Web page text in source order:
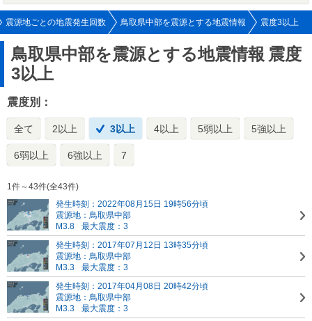
震源地ごとの地震発生回数 鳥取県中部を震源とする地震情報 震度3以上
鳥取県中部を震源とする地震情報 震度
3以上
震度別：
全て 2以上 3以上 4以上 5弱以上 5強以上
6弱以上 6強以上 7
1件～43件(全43件)
発生時刻：2022年08月15日 19時56分頃
震源地：鳥取県中部
M3.8
最大震度：3
発生時刻：2017年07月12日 13時35分頃
震源地：鳥取県中部
M3.3
最大震度：3
発生時刻：2017年04月08日 20時42分頃
震源地：鳥取県中部
M3.3
最大震度：3